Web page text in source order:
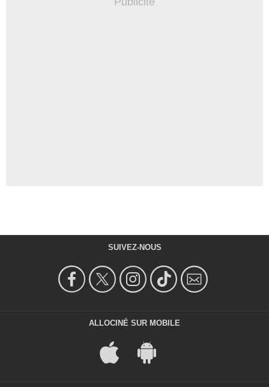
SUIVEZ-NOUS
ALLOCINÉ SUR MOBILE